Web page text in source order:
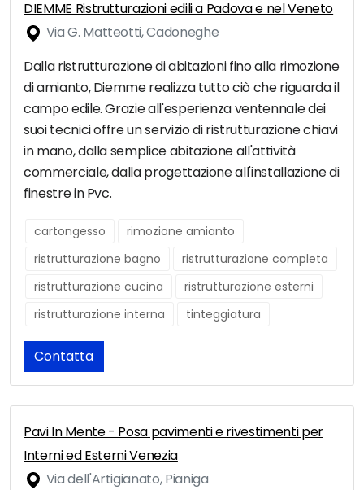
DIEMME Ristrutturazioni edili a Padova e nel Veneto
Via G. Matteotti, Cadoneghe
Dalla ristrutturazione di abitazioni fino alla rimozione
di amianto, Diemme realizza tutto ciò che riguarda il
campo edile. Grazie all'esperienza ventennale dei
suoi tecnici offre un servizio di ristrutturazione chiavi
in mano, dalla semplice abitazione all'attività
commerciale, dalla progettazione all'installazione di
finestre in Pvc.
cartongesso
rimozione amianto
ristrutturazione bagno
ristrutturazione completa
ristrutturazione cucina
ristrutturazione esterni
ristrutturazione interna
tinteggiatura
Contatta
Pavi In Mente - Posa pavimenti e rivestimenti per
Interni ed Esterni Venezia
Via dell'Artigianato, Pianiga